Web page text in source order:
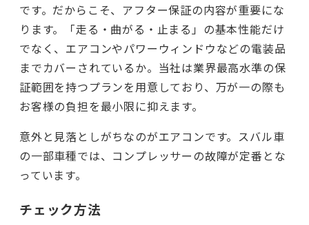
です。だからこそ、アフター保証の内容が重要にな
ります。「走る・曲がる・止まる」の基本性能だけ
でなく、エアコンやパワーウィンドウなどの電装品
までカバーされているか。当社は業界最高水準の保
証範囲を持つプランを用意しており、万が一の際も
お客様の負担を最小限に抑えます。
意外と見落としがちなのがエアコンです。スバル車
の一部車種では、コンプレッサーの故障が定番とな
っています。
チェック方法